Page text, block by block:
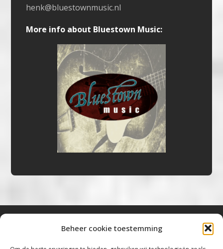
Beheer cookie toestemming
henk@bluestownmusic.nl
More info about Bluestown Music: